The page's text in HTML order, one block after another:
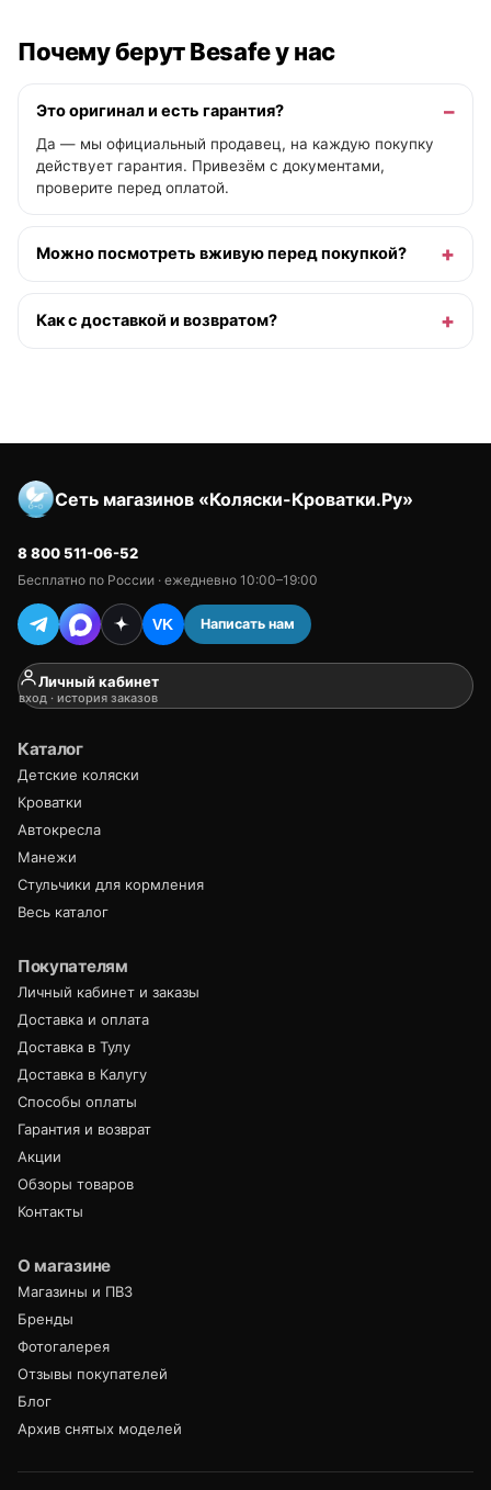
Почему берут Besafe у нас
Это оригинал и есть гарантия?
Да — мы официальный продавец, на каждую покупку
действует гарантия. Привезём с документами,
проверите перед оплатой.
Можно посмотреть вживую перед покупкой?
Как с доставкой и возвратом?
Сеть магазинов «Коляски-Кроватки.Ру»
8 800 511-06-52
Бесплатно по России · ежедневно 10:00–19:00
VK Написать нам
Личный кабинет
вход · история заказов
Каталог
Детские коляски
Кроватки
Автокресла
Манежи
Стульчики для кормления
Весь каталог
Покупателям
Личный кабинет и заказы
Доставка и оплата
Доставка в Тулу
Доставка в Калугу
Способы оплаты
Гарантия и возврат
Акции
Обзоры товаров
Контакты
О магазине
Магазины и ПВЗ
Бренды
Фотогалерея
Отзывы покупателей
Блог
Архив снятых моделей